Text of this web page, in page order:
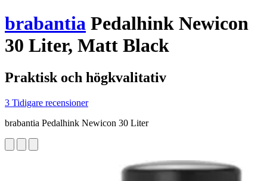
brabantia Pedalhink Newicon
30 Liter, Matt Black
Praktisk och högkvalitativ
3 Tidigare recensioner
brabantia Pedalhink Newicon 30 Liter